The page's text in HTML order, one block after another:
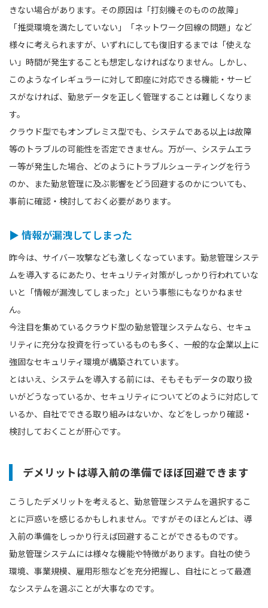
きない場合があります。その原因は「打刻機そのものの故障」
「推奨環境を満たしていない」「ネットワーク回線の問題」など
様々に考えられますが、いずれにしても復旧するまでは「使えな
い」時間が発生することも想定しなければなりません。しかし、
このようなイレギュラーに対して即座に対応できる機能・サービ
スがなければ、勤怠データを正しく管理することは難しくなりま
す。
クラウド型でもオンプレミス型でも、システムである以上は故障
等のトラブルの可能性を否定できません。万が一、システムエラ
ー等が発生した場合、どのようにトラブルシューティングを行う
のか、また勤怠管理に及ぶ影響をどう回避するのかについても、
事前に確認・検討しておく必要があります。
▶ 情報が漏洩してしまった
昨今は、サイバー攻撃なども激しくなっています。勤怠管理システ
ムを導入するにあたり、セキュリティ対策がしっかり行われていな
いと「情報が漏洩してしまった」という事態にもなりかねませ
ん。
今注目を集めているクラウド型の勤怠管理システムなら、セキュ
リティに充分な投資を行っているものも多く、一般的な企業以上に
強固なセキュリティ環境が構築されています。
とはいえ、システムを導入する前には、そもそもデータの取り扱
いがどうなっているか、セキュリティについてどのように対応して
いるか、自社でできる取り組みはないか、などをしっかり確認・
検討しておくことが肝心です。
デメリットは導入前の準備でほぼ回避できます
こうしたデメリットを考えると、勤怠管理システムを選択するこ
とに戸惑いを感じるかもしれません。ですがそのほとんどは、導
入前の準備をしっかり行えば回避することができるものです。
勤怠管理システムには様々な機能や特徴があります。自社の使う
環境、事業規模、雇用形態などを充分把握し、自社にとって最適
なシステムを選ぶことが大事なのです。